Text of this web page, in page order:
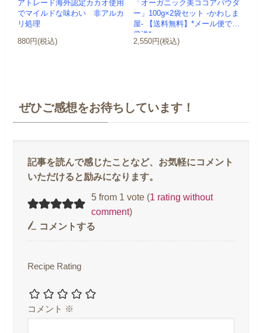
アトレード海外認定カカオ使用
でマイルドな味わい 非アルカ
リ処理
880円(税込)
「オーガニック美ココアパウダ
ー」100g×2袋セット -かわしま
屋- 【送料無料】*メール便での
発送*
2,550円(税込)
ぜひご感想をお待ちしています！
5 from 1 vote (1 rating without
comment)
コメントする
Recipe Rating
コメント ※